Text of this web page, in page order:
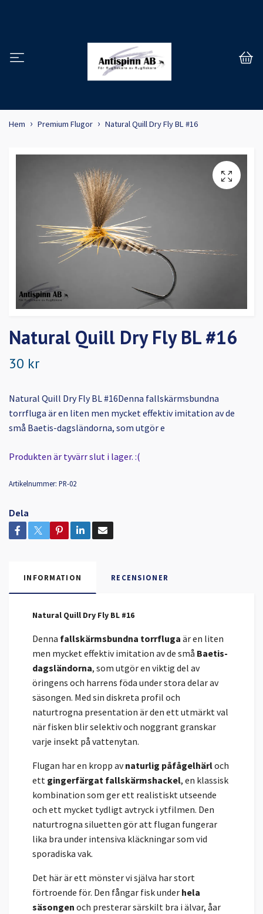
Hem Premium Flugor Natural Quill Dry Fly BL #16
Natural Quill Dry Fly BL #16
30 kr
Natural Quill Dry Fly BL #16Denna fallskärmsbundna
torrfluga är en liten men mycket effektiv imitation av de
små Baetis-dagsländorna, som utgör e
Produkten är tyvärr slut i lager. :(
Artikelnummer: PR-02
Dela
INFORMATION RECENSIONER
Natural Quill Dry Fly BL #16
Denna fallskärmsbundna torrfluga är en liten
men mycket effektiv imitation av de små Baetis-
dagsländorna, som utgör en viktig del av
öringens och harrens föda under stora delar av
säsongen. Med sin diskreta profil och
naturtrogna presentation är den ett utmärkt val
när fisken blir selektiv och noggrant granskar
varje insekt på vattenytan.
Flugan har en kropp avnaturlig påfågelhärloch
ett gingerfärgat fallskärmshackel, en klassisk
kombination som ger ett realistiskt utseende
och ett mycket tydligt avtryck i ytfilmen. Den
naturtrogna siluetten gör att flugan fungerar
lika bra under intensiva kläckningar som vid
sporadiska vak.
Det här är ett mönster vi själva har stort
förtroende för. Den fångar fisk under hela
säsongen och presterar särskilt bra i älvar, åar